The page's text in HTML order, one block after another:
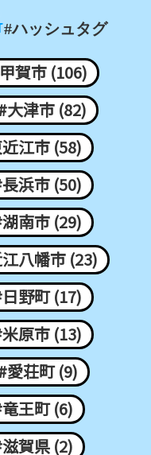
#ハッシュタグ
賀市 (106)
大津市 (82)
江市 (58)
浜市 (50)
南市 (29)
八幡市 (23)
野町 (17)
原市 (13)
愛荘町 (9)
王町 (6)
賀県 (2)